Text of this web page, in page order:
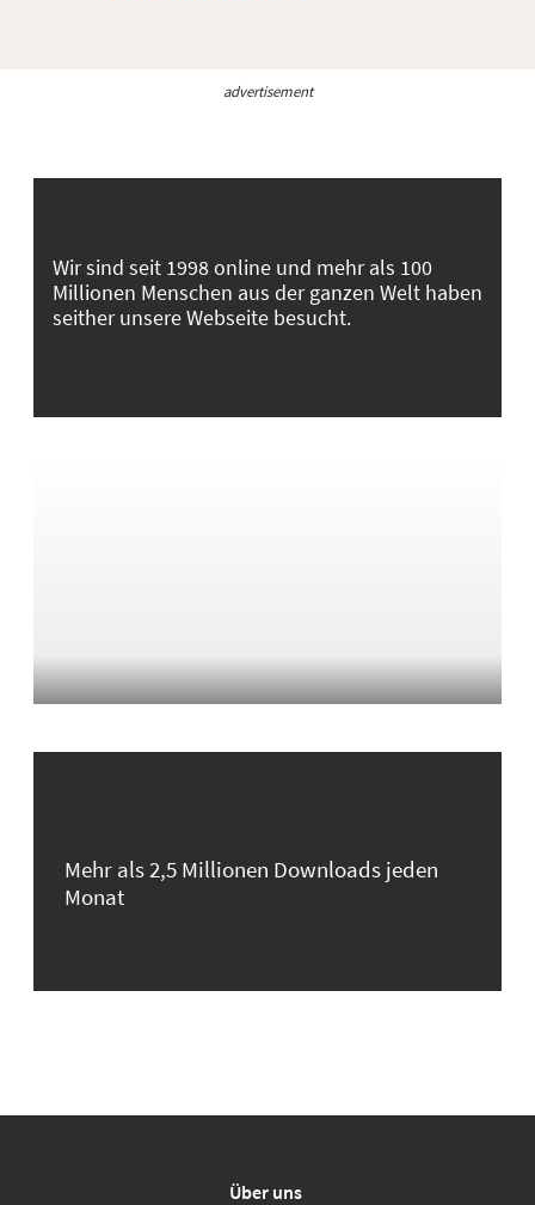
advertisement
Wir sind seit 1998 online und mehr als 100
Millionen Menschen aus der ganzen Welt haben
seither unsere Webseite besucht.
Mehr als 2,5 Millionen Downloads jeden
Monat
Über uns